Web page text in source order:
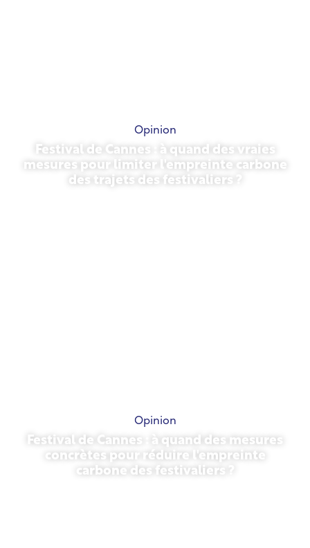
Opinion
Festival de Cannes : à quand des vraies
mesures pour limiter l'empreinte carbone
des trajets des festivaliers ?
Opinion
Festival de Cannes : à quand des mesures
concrètes pour réduire l'empreinte
carbone des festivaliers ?